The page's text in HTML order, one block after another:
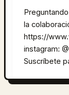
la
https://
instagram:
Suscríbete